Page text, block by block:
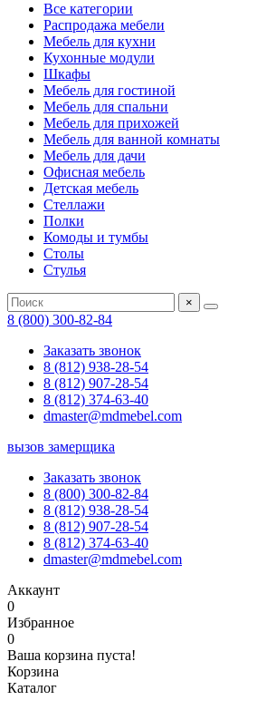
Все категории
Распродажа мебели
Мебель для кухни
Кухонные модули
Шкафы
Мебель для гостиной
Мебель для спальни
Мебель для прихожей
Мебель для ванной комнаты
Мебель для дачи
Офисная мебель
Детская мебель
Стеллажи
Полки
Комоды и тумбы
Столы
Стулья
×
8 (800) 300-82-84
Заказать звонок
8 (812) 938-28-54
8 (812) 907-28-54
8 (812) 374-63-40
dmaster@mdmebel.com
вызов замерщика
Заказать звонок
8 (800) 300-82-84
8 (812) 938-28-54
8 (812) 907-28-54
8 (812) 374-63-40
dmaster@mdmebel.com
Аккаунт
0
Избранное
0
Ваша корзина пуста!
Корзина
Каталог